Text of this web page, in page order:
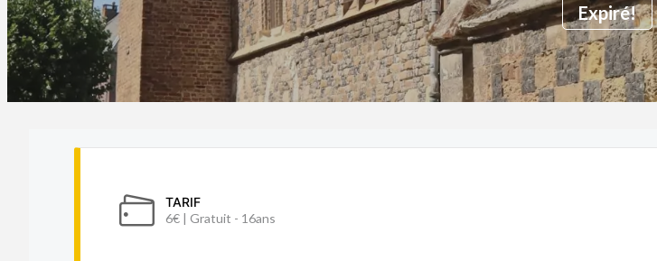
Expiré!
TARIF
6€ | Gratuit - 16ans